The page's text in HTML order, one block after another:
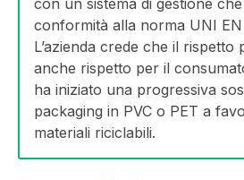
conformità alla norma UNI EN
L’azienda crede che il rispetto
anche rispetto per il
ha iniziato una progressiva
packaging in PVC o PET a
materiali riciclabili.